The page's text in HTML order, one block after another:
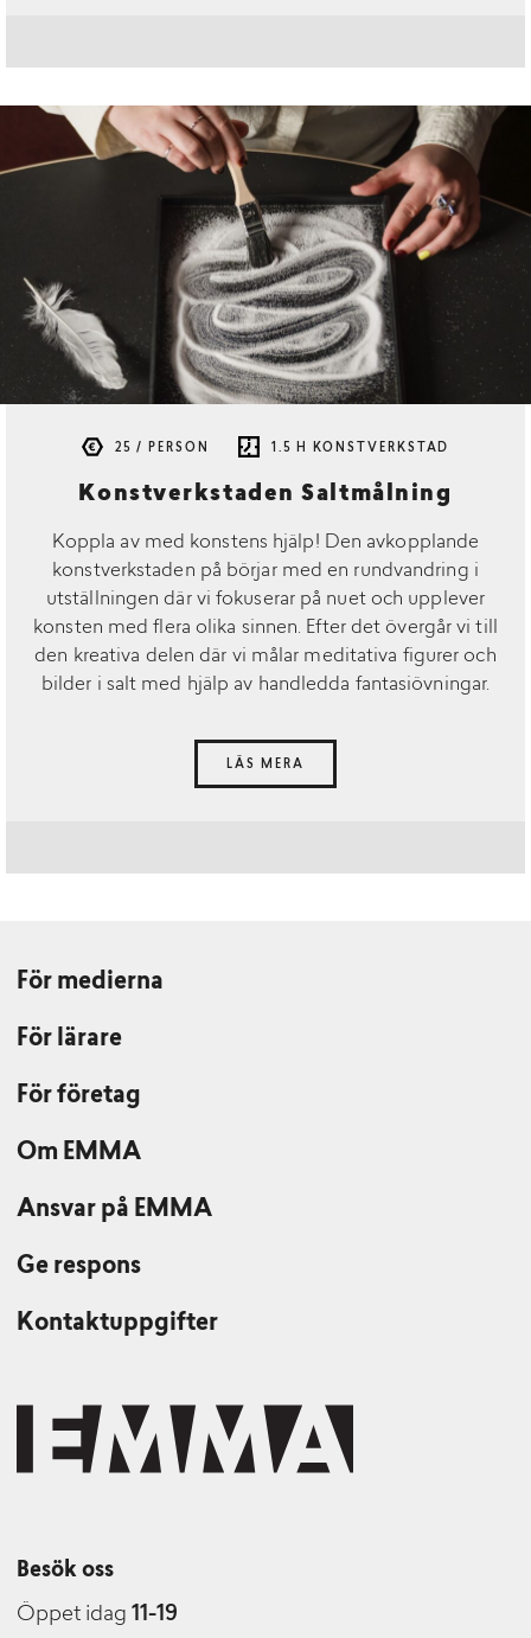
25 / PERSON 1.5 H KONSTVERKSTAD
Konstverkstaden Saltmålning
Koppla av med konstens hjälp! Den avkopplande
konstverkstaden på börjar med en rundvandring i
utställningen där vi fokuserar på nuet och upplever
konsten med flera olika sinnen. Efter det övergår vi till
den kreativa delen där vi målar meditativa figurer och
bilder i salt med hjälp av handledda fantasiövningar.
LÄS MERA
För medierna
För lärare
För företag
Om EMMA
Ansvar på EMMA
Ge respons
Kontaktuppgifter
Besök oss
Öppet idag 11-19